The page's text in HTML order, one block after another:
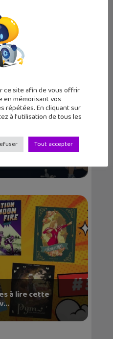
pour leurs
signée
à lire cette
ce site afin de vous offrir
mémorisant vos
répétées. En cliquant sur
à l'utilisation de tous les
Tout accepter